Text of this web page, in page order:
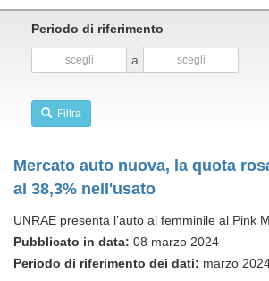
Periodo di riferimento
a
Filtra
Mercato auto nuova, la quota
al 38,3% nell'usato
UNRAE presenta l’auto al femminile al Pink
Pubblicato in data: 08 marzo 2024
Periodo di riferimento dei dati: marzo